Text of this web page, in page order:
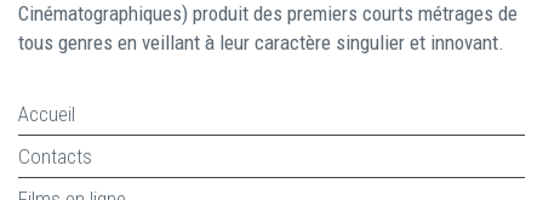
Cinématographiques) produit des premiers courts métrages de
tous genres en veillant à leur caractère singulier et innovant.
Accueil
Contacts